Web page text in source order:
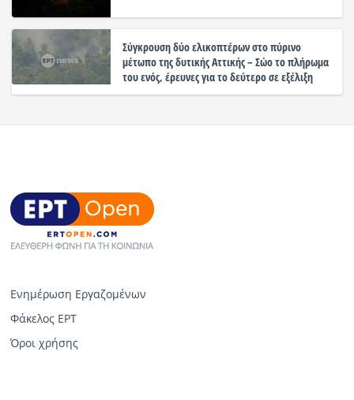
Σύγκρουση δύο ελικοπτέρων στο πύρινο
μέτωπο της δυτικής Αττικής – Σώο το πλήρωμα
του ενός, έρευνες για το δεύτερο σε εξέλιξη
Ενημέρωση Εργαζομένων
Φάκελος ΕΡΤ
Όροι χρήσης